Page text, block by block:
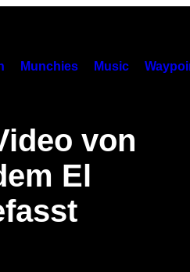
Munchies Music
von
El